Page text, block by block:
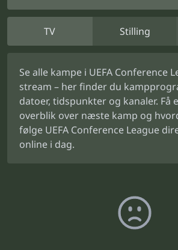
TV Stilling
Se alle kampe i UEFA Conference
stream – her finder du
datoer, tidspunkter og kanaler. Få
overblik over næste kamp og
følge UEFA Conference League
online i dag.